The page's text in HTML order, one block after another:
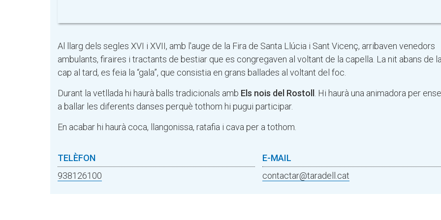
Al llarg dels segles XVI i XVII, amb l'auge de la Fira de Santa Llúcia i Sant Vicenç, arribaven venedors
ambulants, firaires i tractants de bestiar que es congregaven al voltant de la capella. La nit abans de
cap al tard, es feia la “gala”, que consistia en grans ballades al voltant del foc.
Durant la vetllada hi haurà balls tradicionals amb Els nois del Rostoll
. Hi haurà una animadora per
a ballar les diferents danses perquè tothom hi pugui participar.
En acabar hi haurà coca, llangonissa, ratafia i cava per a tothom.
TELÈFON
938126100
E-MAIL
contactar@taradell.cat